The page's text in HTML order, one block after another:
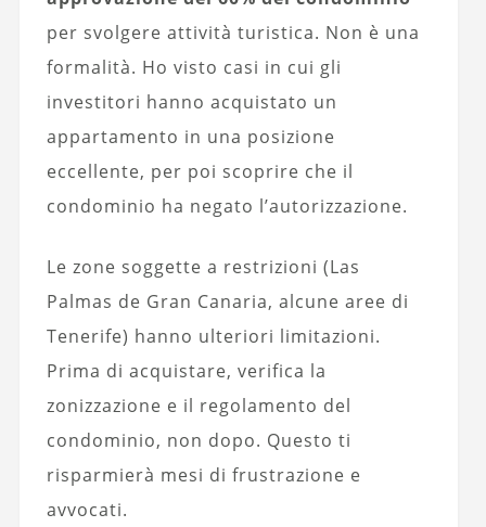
per svolgere attività turistica. Non è una
formalità. Ho visto casi in cui gli
investitori hanno acquistato un
appartamento in una posizione
eccellente, per poi scoprire che il
condominio ha negato l’autorizzazione.
Le zone soggette a restrizioni (Las
Palmas de Gran Canaria, alcune aree di
Tenerife) hanno ulteriori limitazioni.
Prima di acquistare, verifica la
zonizzazione e il regolamento del
condominio, non dopo. Questo ti
risparmierà mesi di frustrazione e
avvocati.